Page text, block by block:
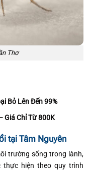
Thơ
Bỏ Lên Đến 99%
Giá Chỉ Từ 800K
tại Tâm Nguyên
trường sống trong lành,
thực hiện theo quy trình